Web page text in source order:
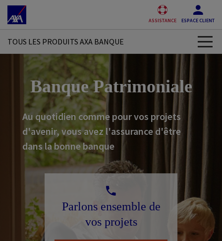
Accéder au Contenu Accéder au Pied de page
ASSISTANCE ESPACE CLIENT
TOUS LES PRODUITS AXA BANQUE
Compte bancaire
Carte bancaire
Crédit consommation
Epargne
Bourse
Application mobile
Nos conseils
Banque Patrimoniale
Au quotidien comme pour vos projets
d'avenir, vous avez l'assurance d'être
dans la bonne banque
Parlons ensemble de
vos projets